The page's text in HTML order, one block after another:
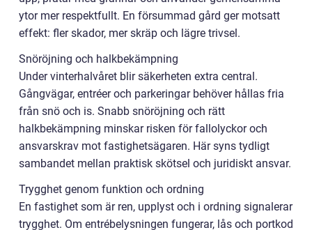
ytor mer respektfullt. En försummad gård ger motsatt
effekt: fler skador, mer skräp och lägre trivsel.
Snöröjning och halkbekämpning
Under vinterhalvåret blir säkerheten extra central.
Gångvägar, entréer och parkeringar behöver hållas fria
från snö och is. Snabb snöröjning och rätt
halkbekämpning minskar risken för fallolyckor och
ansvarskrav mot fastighetsägaren. Här syns tydligt
sambandet mellan praktisk skötsel och juridiskt ansvar.
Trygghet genom funktion och ordning
En fastighet som är ren, upplyst och i ordning signalerar
trygghet. Om entrébelysningen fungerar, lås och portkod